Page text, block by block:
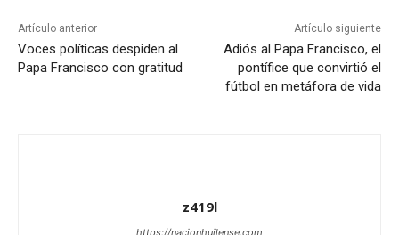
Artículo anterior
Voces políticas despiden al
Papa Francisco con gratitud
Artículo siguiente
Adiós al Papa Francisco, el
pontífice que convirtió el
fútbol en metáfora de vida
z419l
https://nacionhuilense.com